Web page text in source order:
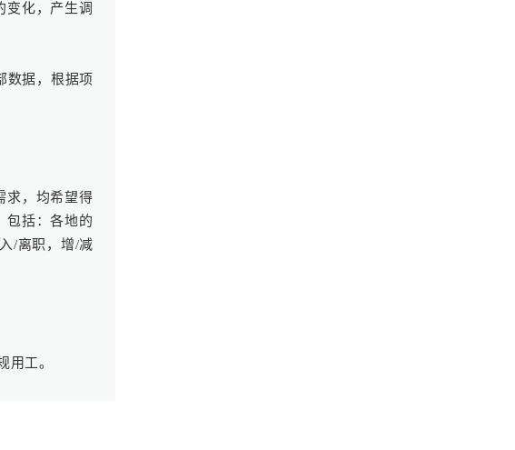
变化，产生调
数据，根据项
求，均希望得
包括：各地的
/离职，增/减
用工。